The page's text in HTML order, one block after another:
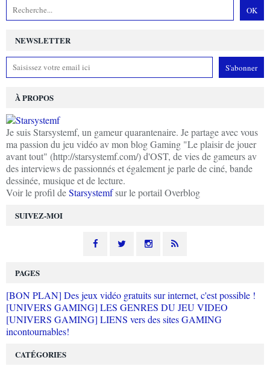
NEWSLETTER
SUIVEZ-MOI
À PROPOS
Je suis Starsystemf, un gameur quarantenaire. Je partage avec vous
ma passion du jeu vidéo av mon blog Gaming "Le plaisir de jouer
avant tout" (http://starsystemf.com/) d'OST, de vies de gameurs av
des interviews de passionnés et également je parle de ciné, bande
dessinée, musique et de lecture.
Voir le profil deStarsystemfsur le portail Overblog
PAGES
[BON PLAN] Des jeux vidéo gratuits sur internet, c'est possible !
[UNIVERS GAMING] LES GENRES DU JEU VIDEO
[UNIVERS GAMING] LIENS vers des sites GAMING
incontournables!
CATÉGORIES